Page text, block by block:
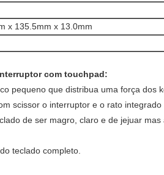
x 135.5mm x 13.0mm
com touchpad:
pequeno que distribua uma força dos
scissor o interruptor e o rato integrado
de ser magro, claro e de jejuar mas
teclado completo.